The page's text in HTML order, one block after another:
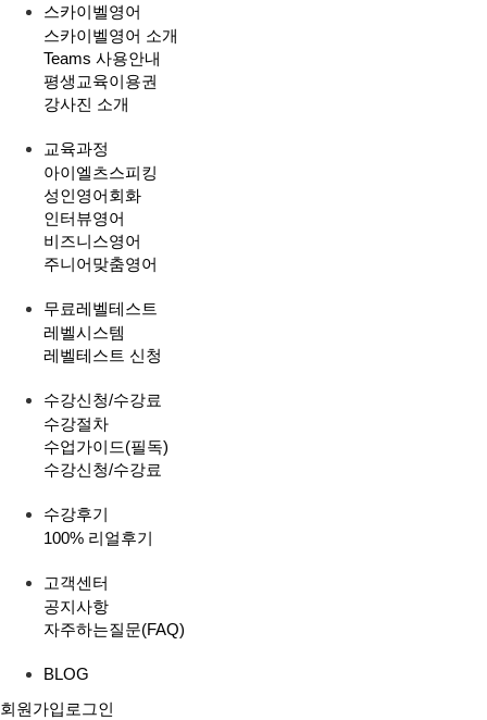
스카이벨영어
스카이벨영어 소개
Teams 사용안내
평생교육이용권
강사진 소개
교육과정
아이엘츠스피킹
성인영어회화
인터뷰영어
비즈니스영어
주니어맞춤영어
무료레벨테스트
레벨시스템
레벨테스트 신청
수강신청/수강료
수강절차
수업가이드(필독)
수강신청/수강료
수강후기
100% 리얼후기
고객센터
공지사항
자주하는질문(FAQ)
BLOG
회원가입 로그인